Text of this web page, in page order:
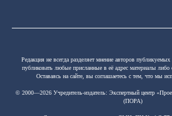
Редакция не всегда разделяет мнение авторов
публиковать любые присланные в её адрес материалы либо
Оставаясь на сайте, вы соглашаетесь с тем, что мы
© 2000—2026 Учредитель-издатель: Экспертный центр
(ПОРА)